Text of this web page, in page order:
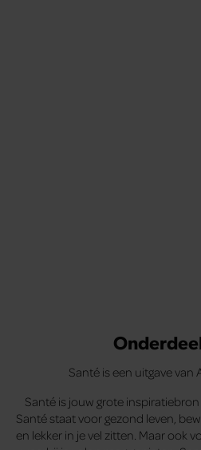
Santé is een uitgave van
Santé is jouw grote
Santé staat voor gezond leven,
en lekker in je vel zitten. Maar ook